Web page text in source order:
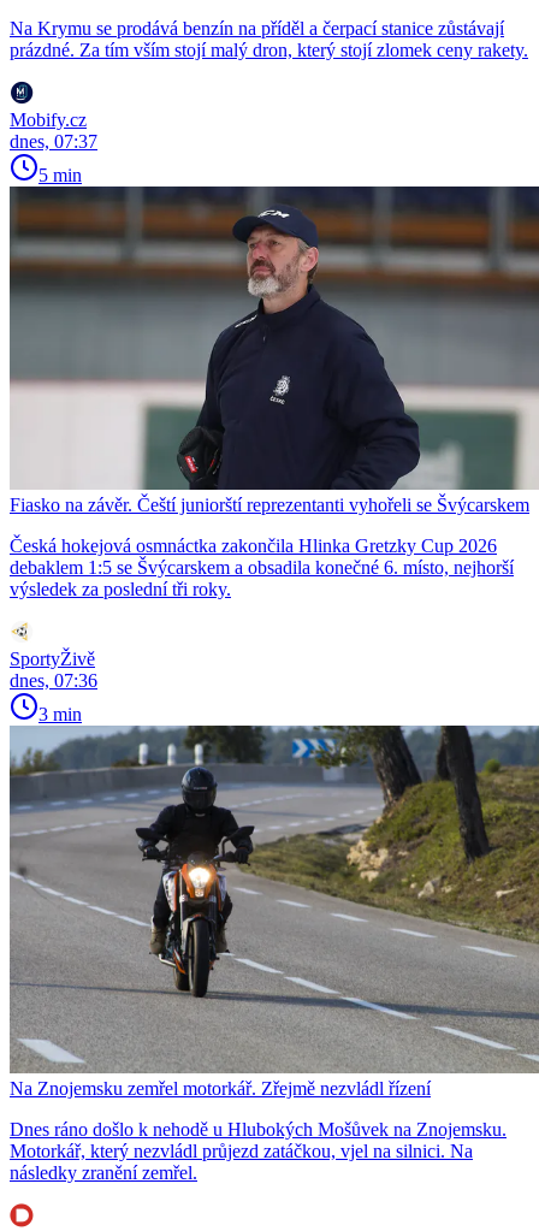
Na Krymu se prodává benzín na příděl a čerpací stanice zůstávají
prázdné. Za tím vším stojí malý dron, který stojí zlomek ceny rakety.
Mobify.cz
dnes, 07:37
5 min
Fiasko na závěr. Čeští juniorští reprezentanti vyhořeli se Švýcarskem
Česká hokejová osmnáctka zakončila Hlinka Gretzky Cup 2026
debaklem 1:5 se Švýcarskem a obsadila konečné 6. místo, nejhorší
výsledek za poslední tři roky.
SportyŽivě
dnes, 07:36
3 min
Na Znojemsku zemřel motorkář. Zřejmě nezvládl řízení
Dnes ráno došlo k nehodě u Hlubokých Mošůvek na Znojemsku.
Motorkář, který nezvládl průjezd zatáčkou, vjel na silnici. Na
následky zranění zemřel.